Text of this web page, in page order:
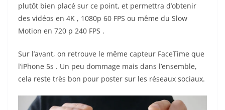
plutôt bien placé sur ce point, et permettra d’obtenir
des vidéos en 4K , 1080p 60 FPS ou même du Slow
Motion en 720 p 240 FPS .
Sur l’avant, on retrouve le même capteur FaceTime que
l’iPhone 5s . Un peu dommage mais dans l’ensemble,
cela reste très bon pour poster sur les réseaux sociaux.